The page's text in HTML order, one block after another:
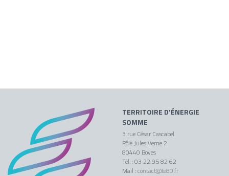
TERRITOIRE D'ÉNERGIE
SOMME
3 rue César Cascabel
Pôle Jules Verne 2
80440 Boves
Tél. : 03 22 95 82 62
Mail :contact@te80.fr